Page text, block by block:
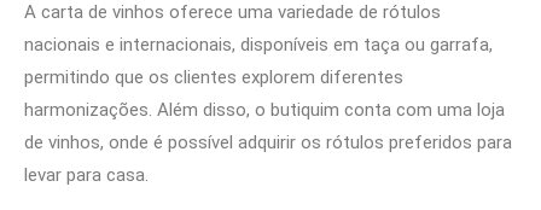
A carta de vinhos oferece uma variedade de rótulos
nacionais e internacionais, disponíveis em taça ou garrafa,
permitindo que os clientes explorem diferentes
harmonizações. Além disso, o butiquim conta com uma loja
de vinhos, onde é possível adquirir os rótulos preferidos para
levar para casa.